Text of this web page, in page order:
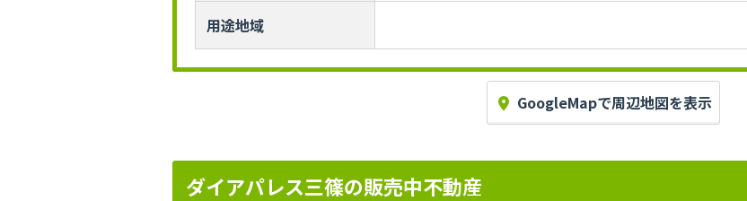
用途地域
GoogleMapで周辺地図を表示
ダイアパレス三篠の販売中不動産